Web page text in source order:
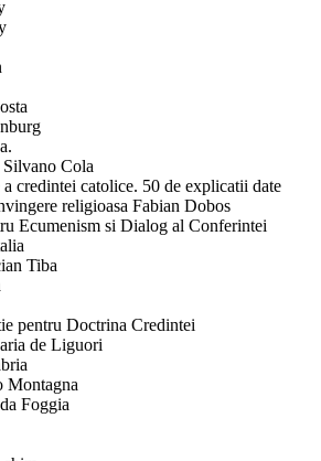
Cola
a credintei catolice. 50 de explicatii date
religioasa Fabian Dobos
Ecumenism si Dialog al Conferintei
Tiba
pentru Doctrina Credintei
de Liguori
Montagna
Foggia